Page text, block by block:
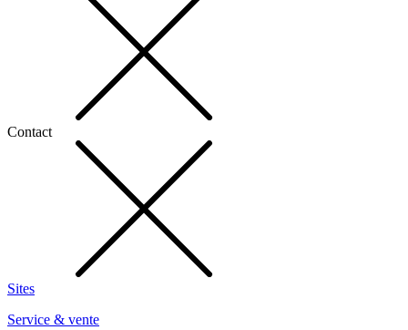
Contact
Sites
Service & vente